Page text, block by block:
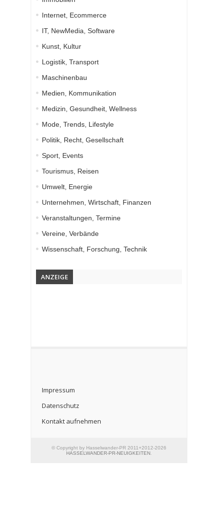
Internet, Ecommerce
IT, NewMedia, Software
Kunst, Kultur
Logistik, Transport
Maschinenbau
Medien, Kommunikation
Medizin, Gesundheit, Wellness
Mode, Trends, Lifestyle
Politik, Recht, Gesellschaft
Sport, Events
Tourismus, Reisen
Umwelt, Energie
Unternehmen, Wirtschaft, Finanzen
Veranstaltungen, Termine
Vereine, Verbände
Wissenschaft, Forschung, Technik
ANZEIGE
Impressum
Datenschutz
Kontakt aufnehmen
© Copyright by Hasselwander-PR 2011+2012-2026
HASSELWANDER-PR-NEUIGKEITEN.